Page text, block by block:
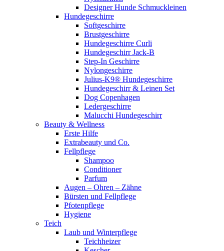
Designer Hunde Schmuckleinen
Hundegeschirre
Softgeschirre
Brustgeschirre
Hundegeschirre Curli
Hundegeschirr Jack-B
Step-In Geschirre
Nylongeschirre
Julius-K9® Hundegeschirre
Hundegeschirr & Leinen Set
Dog Copenhagen
Ledergeschirre
Malucchi Hundegeschirr
Beauty & Wellness
Erste Hilfe
Extrabeauty und Co.
Fellpflege
Shampoo
Conditioner
Parfum
Augen – Ohren – Zähne
Bürsten und Fellpflege
Pfotenpflege
Hygiene
Teich
Laub und Winterpflege
Teichheizer